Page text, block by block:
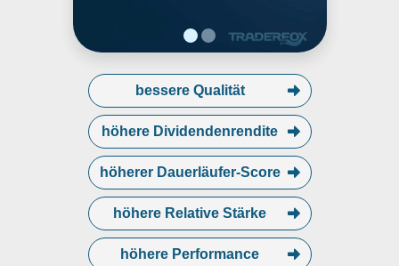
founded in December 2010 and is
headquartered in Lisle, IL.
bessere Qualität
höhere Dividendenrendite
höherer Dauerläufer-Score
höhere Relative Stärke
höhere Performance